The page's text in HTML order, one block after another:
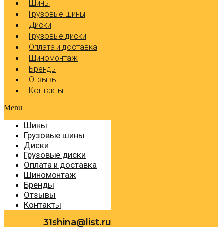
Шины
Грузовые шины
Диски
Грузовые диски
Оплата и доставка
Шиномонтаж
Бренды
Отзывы
Контакты
Menu
Шины
Грузовые шины
Диски
Грузовые диски
Оплата и доставка
Шиномонтаж
Бренды
Отзывы
Контакты
31shina@list.ru